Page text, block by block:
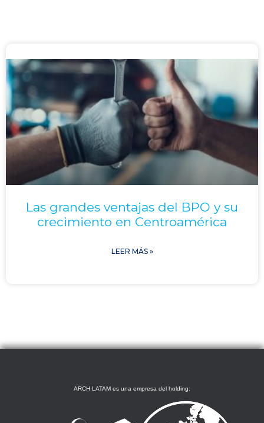
Las grandes ventajas del BPO y su
crecimiento en Centroamérica
LEER MÁS »
ARCH LATAM es una empresa del holding: